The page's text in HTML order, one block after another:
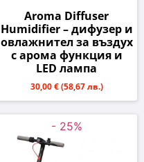
Aroma Diffuser
Humidifier – дифузер и
овлажнител за въздух
с арома функция и
LED лампа
30,00 €(58,67 лв.)
- 25%